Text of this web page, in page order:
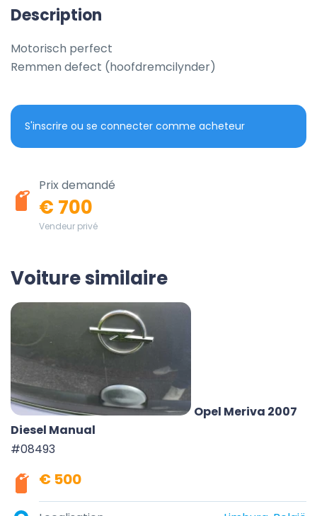
Description
Motorisch perfect
Remmen defect (hoofdremcilynder)
S'inscrire ou se connecter comme acheteur
Prix demandé
€ 700
Vendeur privé
Voiture similaire
Opel Meriva 2007
Diesel Manual
#08493
€ 500